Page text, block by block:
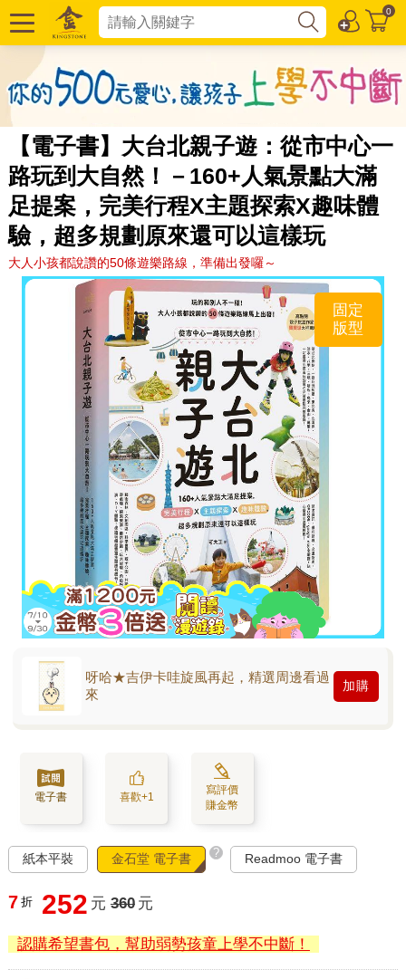
0
【電子書】大台北親子遊：從市中心一
路玩到大自然！－160+人氣景點大滿
足提案，完美行程X主題探索X趣味體
驗，超多規劃原來還可以這樣玩
大人小孩都說讚的50條遊樂路線，準備出發囉～
固定
版型
呀哈★吉伊卡哇旋風再起，精選周邊看過
來
加購
電子書 喜歡+1
寫評價
賺金幣
紙本平裝 金石堂 電子書 ? Readmoo 電子書
7 折 252 元 360 元
認購希望書包，幫助弱勢孩童上學不中斷！